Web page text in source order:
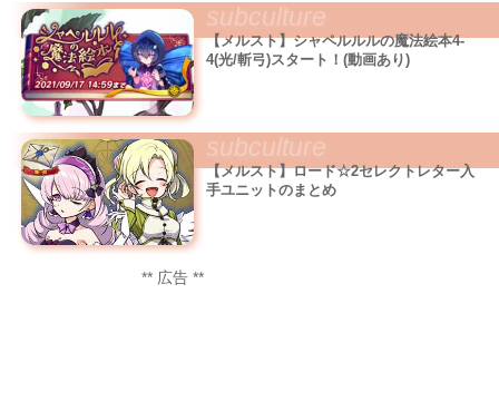
subculture
【メルスト】シャペルルルの魔法絵本4-
4(光/斬弓)スタート！(動画あり)
subculture
【メルスト】ロード☆2セレクトレター入
手ユニットのまとめ
** 広告 **